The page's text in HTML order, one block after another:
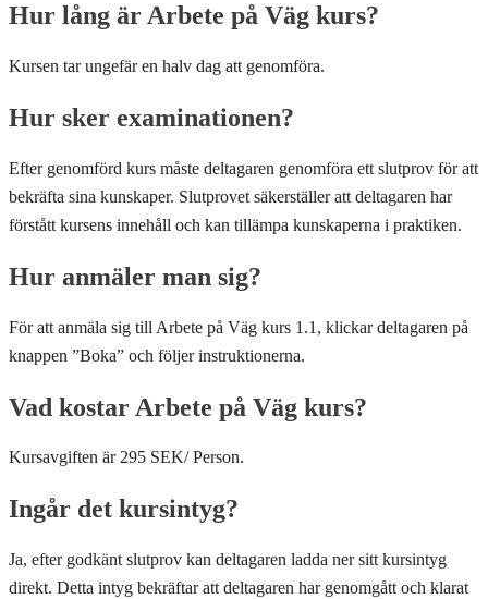
Hur lång är Arbete på Väg kurs?
Kursen tar ungefär en halv dag att genomföra.
Hur sker examinationen?
Efter genomförd kurs måste deltagaren genomföra ett slutprov för att
bekräfta sina kunskaper. Slutprovet säkerställer att deltagaren har
förstått kursens innehåll och kan tillämpa kunskaperna i praktiken.
Hur anmäler man sig?
För att anmäla sig till Arbete på Väg kurs 1.1, klickar deltagaren på
knappen ”Boka” och följer instruktionerna.
Vad kostar Arbete på Väg kurs?
Kursavgiften är 295 SEK/ Person.
Ingår det kursintyg?
Ja, efter godkänt slutprov kan deltagaren ladda ner sitt kursintyg
direkt. Detta intyg bekräftar att deltagaren har genomgått och klarat